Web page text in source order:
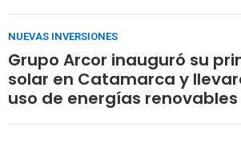
NUEVAS INVERSIONES
Grupo Arcor inauguró su
solar en Catamarca y
uso de energías renovables